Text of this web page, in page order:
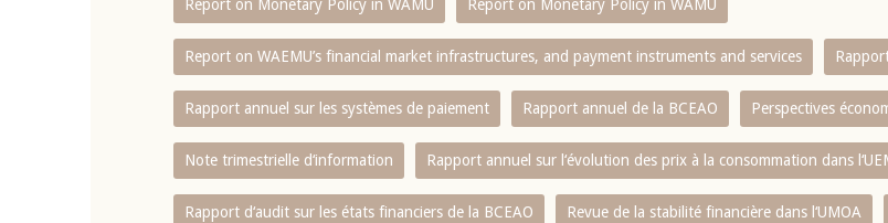
Report on Monetary Policy in WAMU Report on Monetary Policy in WAMU
Report on WAEMU’s financial market infrastructures, and payment instruments and services
Rapport annuel sur les systèmes de paiement Rapport annuel de la BCEAO Perspectives
Note trimestrielle d‘information Rapport annuel sur l‘évolution des prix à la consommation dans
Rapport d‘audit sur les états financiers de la BCEAO Revue de la stabilité financière dans l‘UMOA